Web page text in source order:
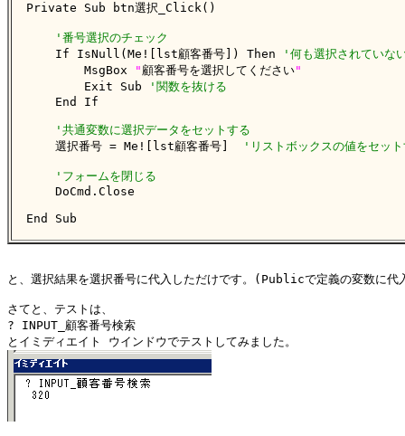
Private Sub btn選択_Click()
'番号選択のチェック
    If IsNull(Me![lst顧客番号]) Then
'何も選択されていな
        MsgBox
"顧客番号を選択してください"
        Exit Sub
'関数を抜ける
    End If
'共通変数に選択データをセットする
    選択番号 = Me![lst顧客番号]
'リストボックスの値をセッ
'フォームを閉じる
    DoCmd.Close
End Sub
と、選択結果を選択番号に代入しただけです。(Publicで定義の変数に代
さてと、テストは、
? INPUT_顧客番号検索